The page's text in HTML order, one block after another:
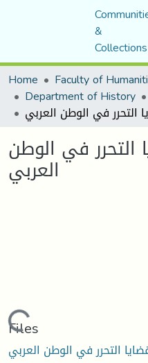
&
Collections
Home
Department of History
التحرر في الوطن
العربي
Loading...
Files